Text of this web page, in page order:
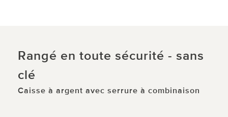
Rangé en toute sécurité - sans
clé
Caisse à argent avec serrure à combinaison